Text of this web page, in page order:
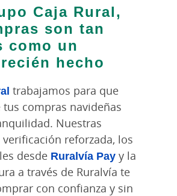
Caja Rural,
son tan
como un
hecho
trabajamos para que
compras navideñas
Nuestras
reforzada, los
desde Ruralvía Pay y la
a través de Ruralvía te
con confianza y sin